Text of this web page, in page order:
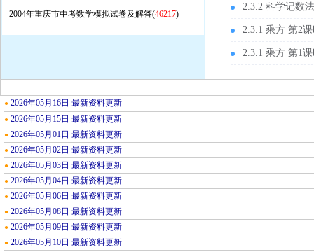
2004年重庆市中考数学模拟试卷及解答(46217)
2.3.2 科学记数
2.3.1 乘方 第2
2.3.1 乘方 第1
● 2026年05月16日 最新资料更新
● 2026年05月15日 最新资料更新
● 2026年05月01日 最新资料更新
● 2026年05月02日 最新资料更新
● 2026年05月03日 最新资料更新
● 2026年05月04日 最新资料更新
● 2026年05月06日 最新资料更新
● 2026年05月08日 最新资料更新
● 2026年05月09日 最新资料更新
● 2026年05月10日 最新资料更新